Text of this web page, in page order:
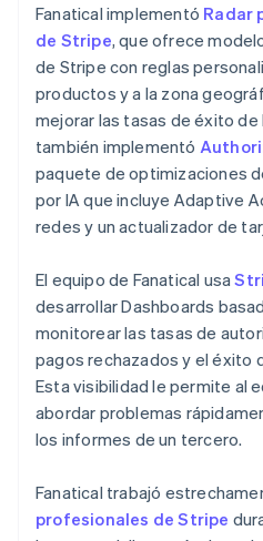
Fanatical implementó Radar
de Stripe, que ofrece
de Stripe con reglas
productos y a la zona
mejorar las tasas de éxito de
también implementó
paquete de optimizaciones
por IA que incluye Adaptive
redes y un actualizador de
El equipo de Fanatical usa
desarrollar Dashboards
monitorear las tasas de
pagos rechazados y el éxito
Esta visibilidad le permite al
abordar problemas
los informes de un tercero.
Fanatical trabajó
profesionales de Stripe